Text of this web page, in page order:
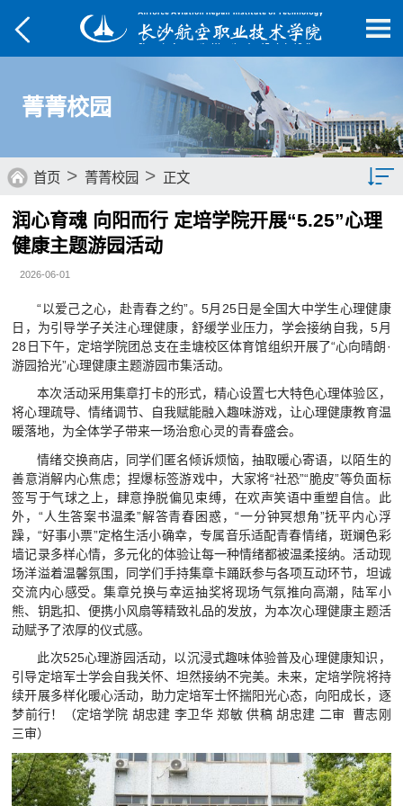
菁菁校园
首页 > 菁菁校园 > 正文
综合要闻
媒体航院
菁菁校园
视频航院
教育家精神万里行
润心育魂 向阳而行 定培学院开展“5.25”心理
健康主题游园活动
2026-06-01
“以爱己之心，赴青春之约”。5月25日是全国大中学生心理健康
日，为引导学子关注心理健康，舒缓学业压力，学会接纳自我，5月
28日下午，定培学院团总支在圭塘校区体育馆组织开展了“心向晴朗·
游园拾光”心理健康主题游园市集活动。
本次活动采用集章打卡的形式，精心设置七大特色心理体验区，
将心理疏导、情绪调节、自我赋能融入趣味游戏，让心理健康教育温
暖落地，为全体学子带来一场治愈心灵的青春盛会。
情绪交换商店，同学们匿名倾诉烦恼，抽取暖心寄语，以陌生的
善意消解内心焦虑；捏爆标签游戏中，大家将“社恐”“脆皮”等负面标
签写于气球之上，肆意挣脱偏见束缚，在欢声笑语中重塑自信。此
外，“人生答案书温柔”解答青春困惑，“一分钟冥想角”抚平内心浮
躁，“好事小票”定格生活小确幸，专属音乐适配青春情绪，斑斓色彩
墙记录多样心情，多元化的体验让每一种情绪都被温柔接纳。活动现
场洋溢着温馨氛围，同学们手持集章卡踊跃参与各项互动环节，坦诚
交流内心感受。集章兑换与幸运抽奖将现场气氛推向高潮，陆军小
熊、钥匙扣、便携小风扇等精致礼品的发放，为本次心理健康主题活
动赋予了浓厚的仪式感。
此次525心理游园活动，以沉浸式趣味体验普及心理健康知识，
引导定培军士学会自我关怀、坦然接纳不完美。未来，定培学院将持
续开展多样化暖心活动，助力定培军士怀揣阳光心态，向阳成长，逐
梦前行！（定培学院 胡忠建 李卫华 郑敏 供稿 胡忠建 二审 曹志刚
三审）